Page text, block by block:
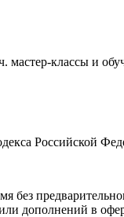
мастер-классы и
Российской
без
дополнений в